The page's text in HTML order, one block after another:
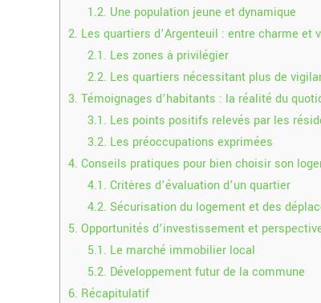
1.2. Une population jeune et dynamique
2. Les quartiers d’Argenteuil : entre charme et
2.1. Les zones à privilégier
2.2. Les quartiers nécessitant plus de
3. Témoignages d’habitants : la réalité du
3.1. Les points positifs relevés par les
3.2. Les préoccupations exprimées
4. Conseils pratiques pour bien choisir son
4.1. Critères d’évaluation d’un quartier
4.2. Sécurisation du logement et des
5. Opportunités d’investissement et
5.1. Le marché immobilier local
5.2. Développement futur de la commune
6. Récapitulatif